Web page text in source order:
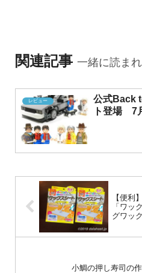
関連記事 一緒に読ま
レビュー
公式Back
ト登場 7
【便利
「ワッ
グワッ
小鯛の押し寿司の